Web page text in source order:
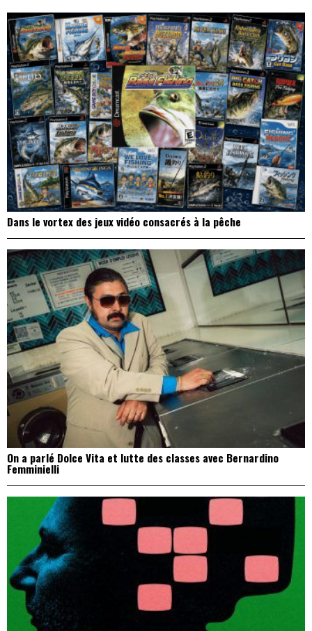
Dans le vortex des jeux vidéo consacrés à la pêche
On a parlé Dolce Vita et lutte des classes avec Bernardino
Femminielli